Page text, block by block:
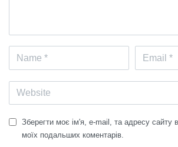
Зберегти моє ім'я, e-mail, та адресу сайту
моїх подальших коментарів.